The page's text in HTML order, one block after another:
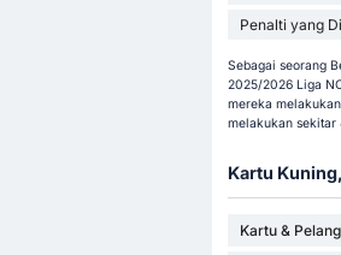
Penalti yang
Sebagai seorang
2025/2026 Liga
mereka
melakukan sekitar
Kartu
Kartu &